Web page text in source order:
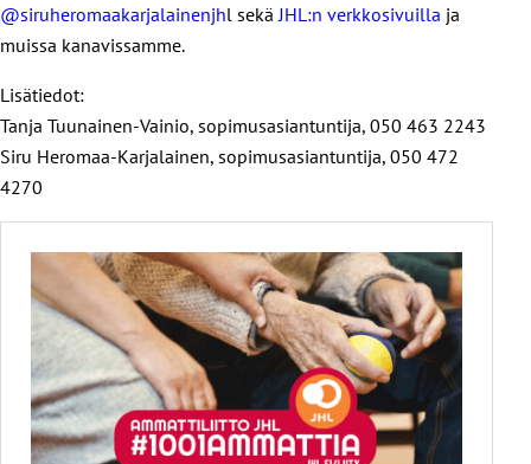
@siruheromaakarjalainenjhl sekä JHL:n verkkosivuilla ja
muissa kanavissamme.
Lisätiedot:
Tanja Tuunainen-Vainio, sopimusasiantuntija, 050 463 2243
Siru Heromaa-Karjalainen, sopimusasiantuntija, 050 472
4270